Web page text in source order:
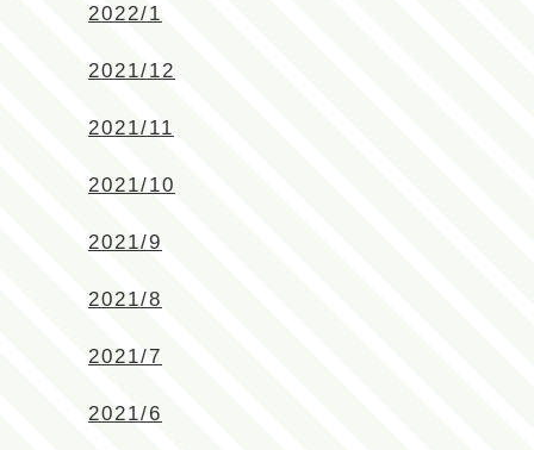
2022/1
2021/12
2021/11
2021/10
2021/9
2021/8
2021/7
2021/6